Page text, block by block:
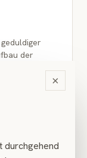
×
durchgehend
der